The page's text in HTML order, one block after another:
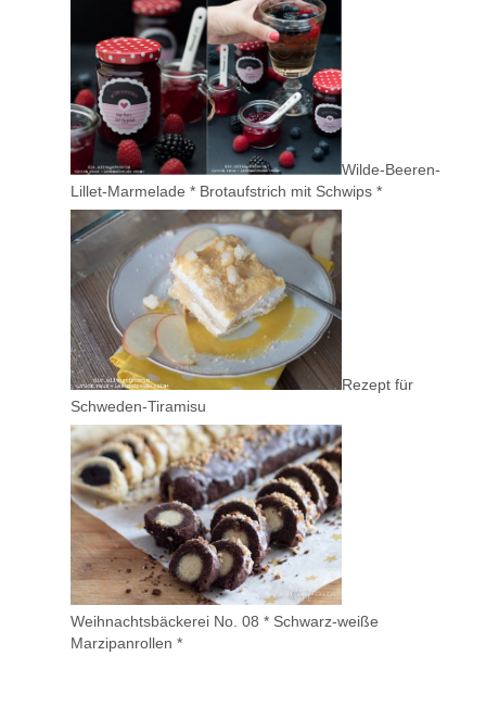
Wilde-Beeren-
Lillet-Marmelade * Brotaufstrich mit Schwips *
Rezept für
Schweden-Tiramisu
Weihnachtsbäckerei No. 08 * Schwarz-weiße
Marzipanrollen *